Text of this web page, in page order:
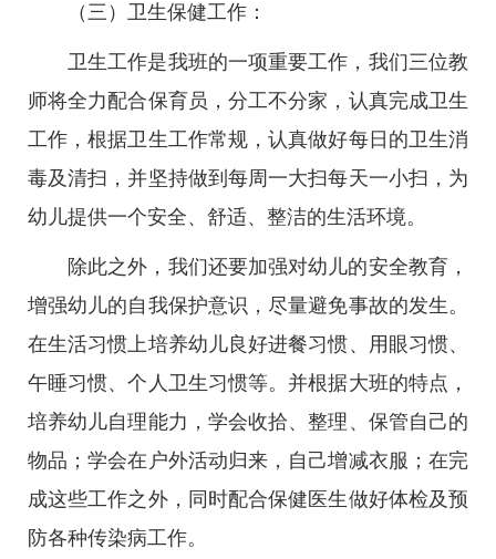
（三）卫生保健工作：
卫生工作是我班的一项重要工作，我们三位教
师将全力配合保育员，分工不分家，认真完成卫生
工作，根据卫生工作常规，认真做好每日的卫生消
毒及清扫，并坚持做到每周一大扫每天一小扫，为
幼儿提供一个安全、舒适、整洁的生活环境。
除此之外，我们还要加强对幼儿的安全教育，
增强幼儿的自我保护意识，尽量避免事故的发生。
在生活习惯上培养幼儿良好进餐习惯、用眼习惯、
午睡习惯、个人卫生习惯等。并根据大班的特点，
培养幼儿自理能力，学会收拾、整理、保管自己的
物品；学会在户外活动归来，自己增减衣服；在完
成这些工作之外，同时配合保健医生做好体检及预
防各种传染病工作。